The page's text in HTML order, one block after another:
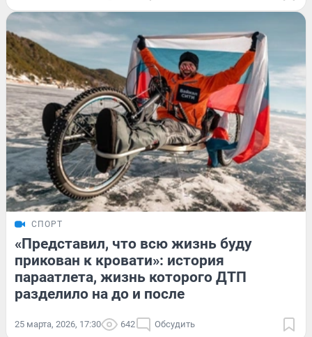
СПОРТ
«Представил, что всю жизнь буду
прикован к кровати»: история
параатлета, жизнь которого ДТП
разделило на до и после
25 марта, 2026, 17:30 642 Обсудить